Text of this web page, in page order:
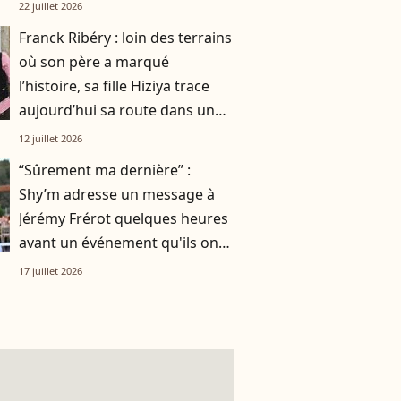
22 juillet 2026
Franck Ribéry : loin des terrains
où son père a marqué
l’histoire, sa fille Hiziya trace
aujourd’hui sa route dans un
tout autre univers
12 juillet 2026
“Sûrement ma dernière” :
Shy’m adresse un message à
Jérémy Frérot quelques heures
avant un événement qu'ils ont
vécu ensemble
17 juillet 2026